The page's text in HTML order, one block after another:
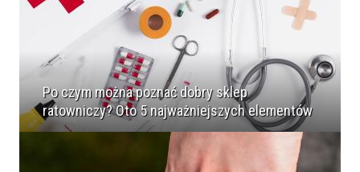
Po czym można poznać dobry sklep
ratowniczy? Oto 5 najważniejszych elementów